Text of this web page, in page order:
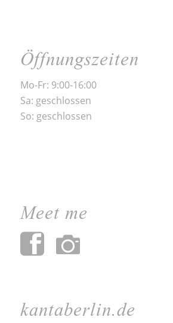
Öffnungszeiten
Mo-Fr: 9:00-16:00
Sa: geschlossen
So: geschlossen
Meet me
kantaberlin.de